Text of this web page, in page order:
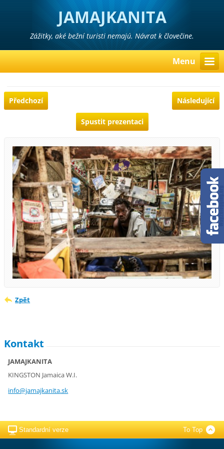
JAMAJKANITA
Zážitky, aké bežní turisti nemajú. Návrat k človečine.
Menu
Předchozí Následující
Spustit prezentaci
Zpět
Kontakt
JAMAJKANITA
KINGSTON Jamaica W.I.
info@jamajkanita.sk
Standardní verze To Top